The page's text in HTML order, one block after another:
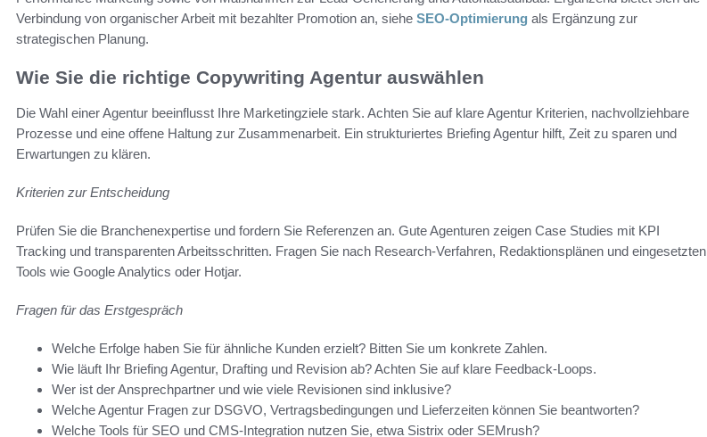
Verbindung von organischer Arbeit mit bezahlter Promotion an, siehe SEO‑Optimierung als Ergänzung zur
strategischen Planung.
Wie Sie die richtige Copywriting Agentur auswählen
Die Wahl einer Agentur beeinflusst Ihre Marketingziele stark. Achten Sie auf klare Agentur Kriterien, nachvollziehbare
Prozesse und eine offene Haltung zur Zusammenarbeit. Ein strukturiertes Briefing Agentur hilft, Zeit zu sparen und
Erwartungen zu klären.
Kriterien zur Entscheidung
Prüfen Sie die Branchenexpertise und fordern Sie Referenzen an. Gute Agenturen zeigen Case Studies mit KPI
Tracking und transparenten Arbeitsschritten. Fragen Sie nach Research‑Verfahren, Redaktionsplänen und eingesetzten
Tools wie Google Analytics oder Hotjar.
Fragen für das Erstgespräch
Welche Erfolge haben Sie für ähnliche Kunden erzielt? Bitten Sie um konkrete Zahlen.
Wie läuft Ihr Briefing Agentur, Drafting und Revision ab? Achten Sie auf klare Feedback‑Loops.
Wer ist der Ansprechpartner und wie viele Revisionen sind inklusive?
Welche Agentur Fragen zur DSGVO, Vertragsbedingungen und Lieferzeiten können Sie beantworten?
Welche Tools für SEO und CMS‑Integration nutzen Sie, etwa Sistrix oder SEMrush?